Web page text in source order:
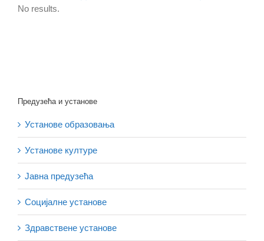
No results.
Предузећа и установе
Установе образовања
Установе културе
Јавна предузећа
Социјалне установе
Здравствене установе